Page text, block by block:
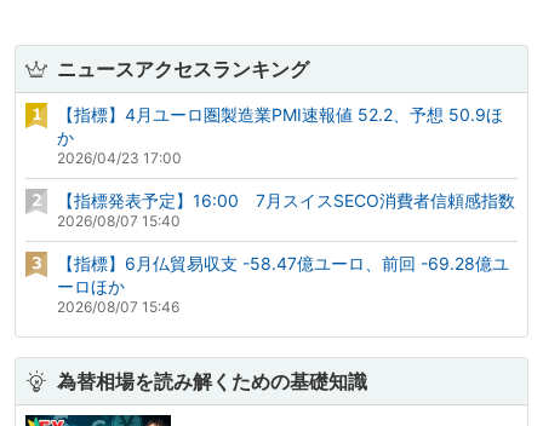
ニュースアクセスランキング
【指標】4月ユーロ圏製造業PMI速報値 52.2、予想 50.9ほ
か
2026/04/23 17:00
【指標発表予定】16:00 7月スイスSECO消費者信頼感指数
2026/08/07 15:40
【指標】6月仏貿易収支 -58.47億ユーロ、前回 -69.28億ユ
ーロほか
2026/08/07 15:46
為替相場を読み解くための基礎知識